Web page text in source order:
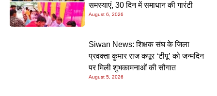
समस्याएं, 30 दिन में समाधान की गारंटी
August 6, 2026
Siwan News: शिक्षक संघ के जिला
प्रवक्ता कुमार राज कपूर ‘टीपू’ को जन्मदिन
पर मिली शुभकामनाओं की सौगात
August 5, 2026